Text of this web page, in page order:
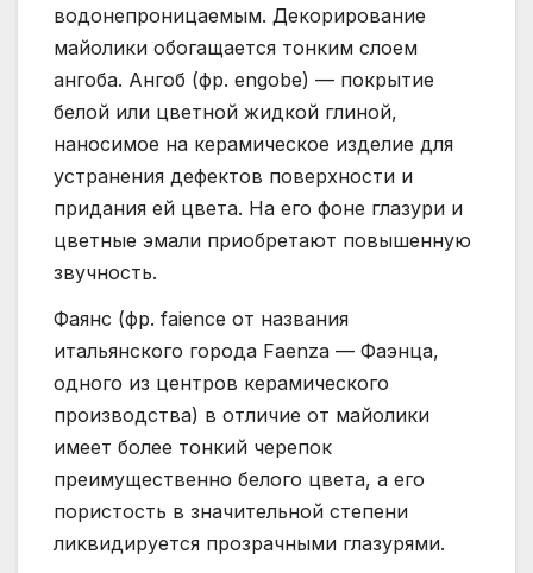
водонепроницаемым. Декорирование
майолики обогащается тонким слоем
ангоба. Ангоб (фр. engobe) — покрытие
белой или цветной жидкой глиной,
наносимое на керамическое изделие для
устранения дефектов поверхности и
придания ей цвета. На его фоне глазури и
цветные эмали приобретают повышенную
звучность.
Фаянс (фр. faience от названия
итальянского города Faenza — Фаэнца,
одного из центров керамического
производства) в отличие от майолики
имеет более тонкий черепок
преимущественно белого цвета, а его
пористость в значительной степени
ликвидируется прозрачными глазурями.